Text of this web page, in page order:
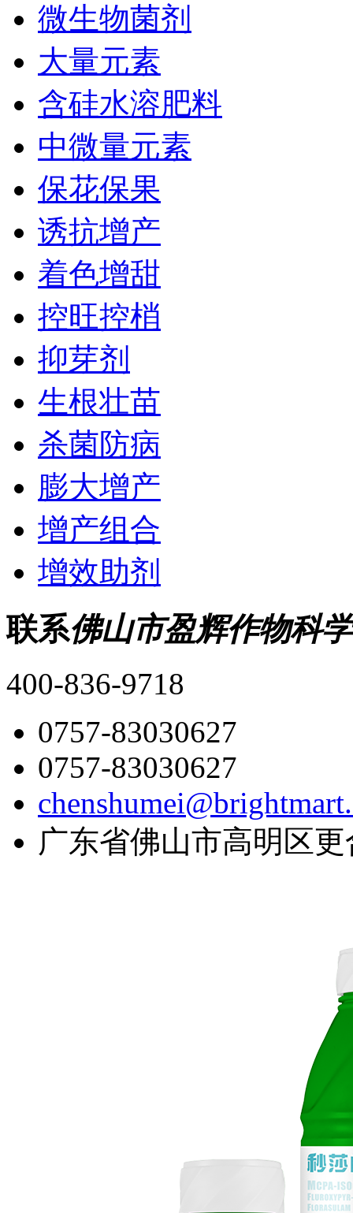
微生物菌剂
大量元素
含硅水溶肥料
中微量元素
保花保果
诱抗增产
着色增甜
控旺控梢
抑芽剂
生根壮苗
杀菌防病
膨大增产
增产组合
增效助剂
联系佛山市盈辉作物科
400-836-9718
0757-83030627
0757-83030627
广东省佛山市高明区